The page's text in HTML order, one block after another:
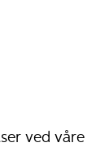
ved våre